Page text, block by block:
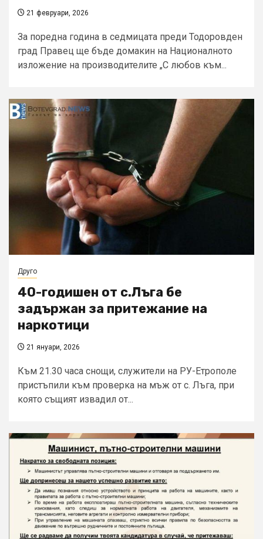
21 февруари, 2026
За поредна година в седмицата преди Тодоровден
град Правец ще бъде домакин на Националното
изложение на производителите „С любов към...
Друго
40-годишен от с.Лъга бе
задържан за притежание на
наркотици
21 януари, 2026
Към 21.30 часа снощи, служители на РУ-Етрополе
пристъпили към проверка на мъж от с. Лъга, при
която същият извадил от...